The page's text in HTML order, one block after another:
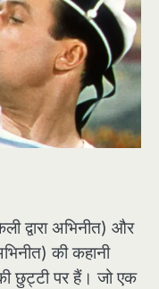
द्वारा अभिनीत) और
की कहानी
छुट्टी पर हैं। जो एक